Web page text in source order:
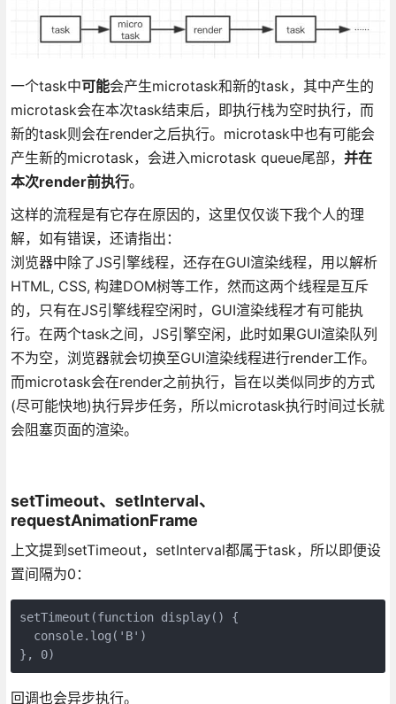
一个task中可能会产生microtask和新的task，其中产生的
microtask会在本次task结束后，即执行栈为空时执行，而
新的task则会在render之后执行。microtask中也有可能会
产生新的microtask，会进入microtask queue尾部， 并在
本次render前执行。
这样的流程是有它存在原因的，这里仅仅谈下我个人的理
解，如有错误，还请指出：
浏览器中除了JS引擎线程，还存在GUI渲染线程，用以解析
HTML, CSS, 构建DOM树等工作，然而这两个线程是互斥
的，只有在JS引擎线程空闲时，GUI渲染线程才有可能执
行。在两个task之间，JS引擎空闲，此时如果GUI渲染队列
不为空，浏览器就会切换至GUI渲染线程进行render工作。
而microtask会在render之前执行，旨在以类似同步的方式
(尽可能快地)执行异步任务，所以microtask执行时间过长就
会阻塞页面的渲染。
setTimeout、setInterval、
requestAnimationFrame
上文提到setTimeout，setInterval都属于task，所以即便设
置间隔为0：
setTimeout(function display() {
  console.log('B')
}, 0)
回调也会异步执行。